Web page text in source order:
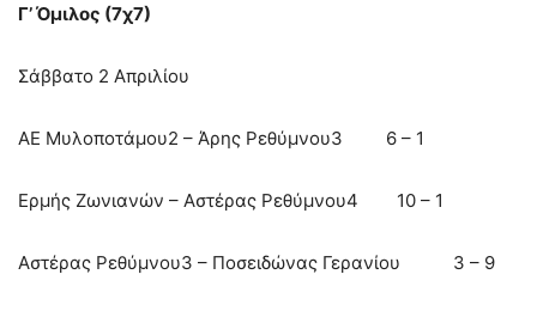
Γ’ Όμιλος (7χ7)
Σάββατο 2 Απριλίου
ΑΕ Μυλοποτάμου2 – Άρης Ρεθύμνου3 6 – 1
Ερμής Ζωνιανών – Αστέρας Ρεθύμνου4 10 – 1
Αστέρας Ρεθύμνου3 – Ποσειδώνας Γερανίου 3 – 9